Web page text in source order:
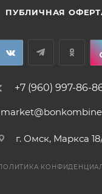
ПУБЛИЧНАЯ
+7 (960) 997-86-
г. Омск, Маркса